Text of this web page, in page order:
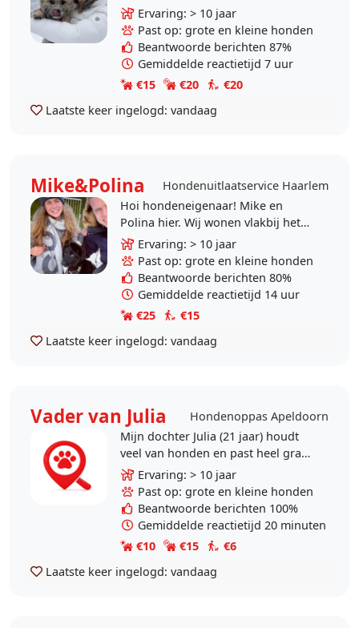
heerlijk om te wandelen, in alle
type weersomstandigheden. Samen
met mijn man woon ik in Epse,..
Ervaring: > 10 jaar
Past op: grote en kleine honden
Beantwoorde berichten 87%
Gemiddelde reactietijd 7 uur
€15
€20
€20
Laatste keer ingelogd: vandaag
Mike&Polina
Hondenuitlaatservice Haarlem
Hoi hondeneigenaar! Mike en
Polina hier. Wij wonen vlakbij het
centrum van Haarlem. Wij houden
enorm van dieren, en ook van
reizen. Dat is niet..
Ervaring: > 10 jaar
Past op: grote en kleine honden
Beantwoorde berichten 80%
Gemiddelde reactietijd 14 uur
€25
€15
Laatste keer ingelogd: vandaag
Vader van Julia
Hondenoppas Apeldoorn
Mijn dochter Julia (21 jaar) houdt
veel van honden en past heel graag
op honden. Ze heeft een
verstandelijke beperking, maar kan
veel dingen goed..
Ervaring: > 10 jaar
Past op: grote en kleine honden
Beantwoorde berichten 100%
Gemiddelde reactietijd 20 minuten
€10
€15
€6
Laatste keer ingelogd: vandaag